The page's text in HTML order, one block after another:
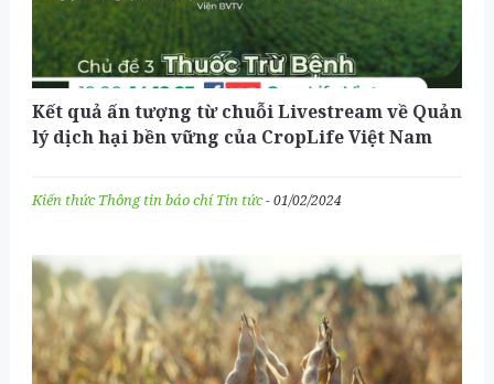
Kết quả ấn tượng từ chuỗi Livestream về Quản
lý dịch hại bền vững của CropLife Việt Nam
Kiến thứcThông tin báo chíTin tức- 01/02/2024